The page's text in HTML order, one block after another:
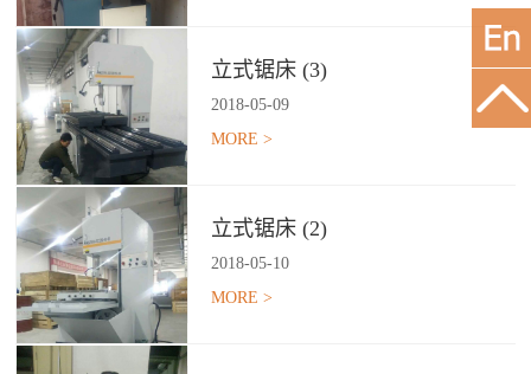
立式锯床 (3)
2018-05-09
MORE >
立式锯床 (2)
2018-05-10
MORE >